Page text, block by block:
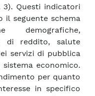
Questi indicatori
il seguente schema
demografiche,
di reddito, salute
servizi di pubblica
economico.
per quanto
in specifico